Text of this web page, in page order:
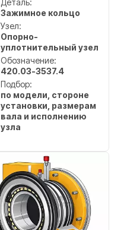
Деталь:
Зажимное кольцо
Узел:
Опорно-
уплотнительный узел
Обозначение:
420.03-3537.4
Подбор:
по модели, стороне
установки, размерам
вала и исполнению
узла